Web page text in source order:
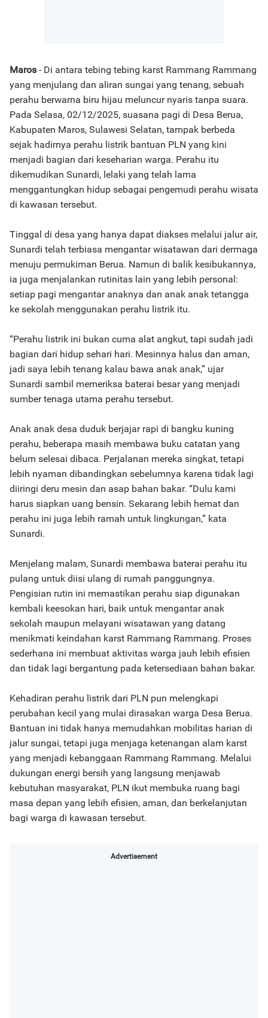
Maros - Di antara tebing tebing karst Rammang Rammang
yang menjulang dan aliran sungai yang tenang, sebuah
perahu berwarna biru hijau meluncur nyaris tanpa suara.
Pada Selasa, 02/12/2025, suasana pagi di Desa Berua,
Kabupaten Maros, Sulawesi Selatan, tampak berbeda
sejak hadirnya perahu listrik bantuan PLN yang kini
menjadi bagian dari keseharian warga. Perahu itu
dikemudikan Sunardi, lelaki yang telah lama
menggantungkan hidup sebagai pengemudi perahu wisata
di kawasan tersebut.
Tinggal di desa yang hanya dapat diakses melalui jalur air,
Sunardi telah terbiasa mengantar wisatawan dari dermaga
menuju permukiman Berua. Namun di balik kesibukannya,
ia juga menjalankan rutinitas lain yang lebih personal:
setiap pagi mengantar anaknya dan anak anak tetangga
ke sekolah menggunakan perahu listrik itu.
“Perahu listrik ini bukan cuma alat angkut, tapi sudah jadi
bagian dari hidup sehari hari. Mesinnya halus dan aman,
jadi saya lebih tenang kalau bawa anak anak,” ujar
Sunardi sambil memeriksa baterai besar yang menjadi
sumber tenaga utama perahu tersebut.
Anak anak desa duduk berjajar rapi di bangku kuning
perahu, beberapa masih membawa buku catatan yang
belum selesai dibaca. Perjalanan mereka singkat, tetapi
lebih nyaman dibandingkan sebelumnya karena tidak lagi
diiringi deru mesin dan asap bahan bakar. “Dulu kami
harus siapkan uang bensin. Sekarang lebih hemat dan
perahu ini juga lebih ramah untuk lingkungan,” kata
Sunardi.
Menjelang malam, Sunardi membawa baterai perahu itu
pulang untuk diisi ulang di rumah panggungnya.
Pengisian rutin ini memastikan perahu siap digunakan
kembali keesokan hari, baik untuk mengantar anak
sekolah maupun melayani wisatawan yang datang
menikmati keindahan karst Rammang Rammang. Proses
sederhana ini membuat aktivitas warga jauh lebih efisien
dan tidak lagi bergantung pada ketersediaan bahan bakar.
Kehadiran perahu listrik dari PLN pun melengkapi
perubahan kecil yang mulai dirasakan warga Desa Berua.
Bantuan ini tidak hanya memudahkan mobilitas harian di
jalur sungai, tetapi juga menjaga ketenangan alam karst
yang menjadi kebanggaan Rammang Rammang. Melalui
dukungan energi bersih yang langsung menjawab
kebutuhan masyarakat, PLN ikut membuka ruang bagi
masa depan yang lebih efisien, aman, dan berkelanjutan
bagi warga di kawasan tersebut.
Advertisement